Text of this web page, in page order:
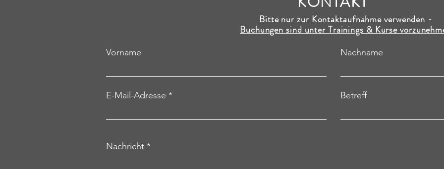
Vorname Nachname
E-Mail-Adresse Betreff
Nachricht
Bitte nur zur Kontaktaufnahme verwenden -
Buchungen sind unter Trainings & Kurse